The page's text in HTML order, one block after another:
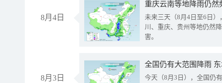
8月4日
重庆云南等地降雨仍然
未来三天（8月4日至6日
川、重庆、贵州等地仍然
害。
8月3日
全国仍有大范围降雨
今天（8月3日），全国仍